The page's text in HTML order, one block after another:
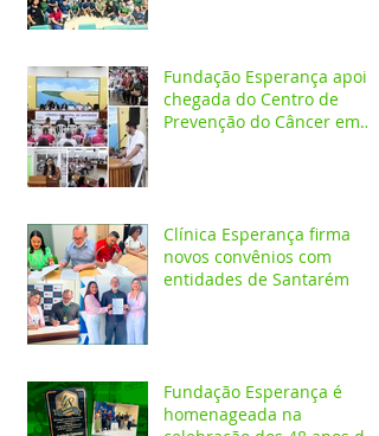
Fundação Esperança apoia
chegada do Centro de
Prevenção do Câncer em
Clínica Esperança firma
novos convênios com
entidades de Santarém
Fundação Esperança é
homenageada na